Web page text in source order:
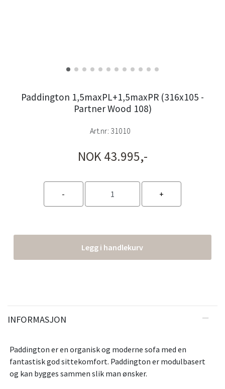
Paddington 1,5maxPL+1,5maxPR (316x105 -
Partner Wood 108)
Art.nr: 31010
NOK 43.995,-
Legg i handlekurv
INFORMASJON
Paddington er en organisk og moderne sofa med en
fantastisk god sittekomfort. Paddington er modulbasert
og kan bygges sammen slik man ønsker.